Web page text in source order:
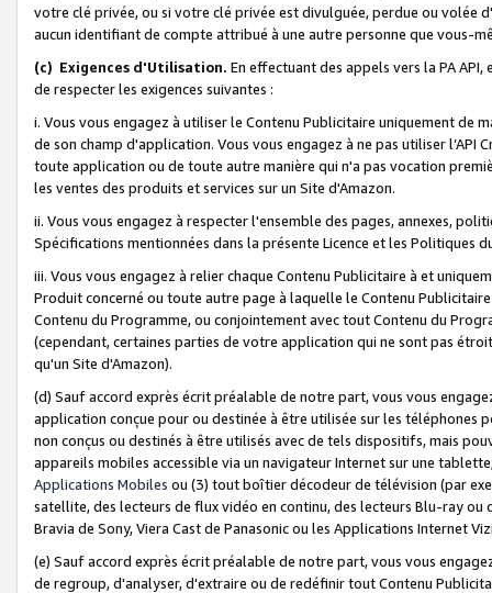
votre clé privée, ou si votre clé privée est divulguée, perdue ou volée
aucun identifiant de compte attribué à une autre personne que vous-
(c) Exigences d'Utilisation. En effectuant des appels vers la PA
de respecter les exigences suivantes :
i. Vous vous engagez à utiliser le Contenu Publicitaire uniquement de
de son champ d'application. Vous vous engagez à ne pas utiliser l’API
toute application ou de toute autre manière qui n'a pas vocation
les ventes des produits et services sur un Site d'Amazon.
ii. Vous vous engagez à respecter l'ensemble des pages, annexes,
Spécifications mentionnées dans la présente Licence et les Politiques
iii. Vous vous engagez à relier chaque Contenu Publicitaire à et
Produit concerné ou toute autre page à laquelle le Contenu
Contenu du Programme, ou conjointement avec tout Contenu du
(cependant, certaines parties de votre application qui ne sont pas
qu'un Site d'Amazon).
(d) Sauf accord exprès écrit préalable de notre part, vous vous
application conçue pour ou destinée à être utilisée sur les téléphones
non conçus ou destinés à être utilisés avec de tels dispositifs, mais
appareils mobiles accessible via un navigateur Internet sur une
Applications Mobiles ou (3) tout boîtier décodeur de télévision (par
satellite, des lecteurs de flux vidéo en continu, des lecteurs Blu-ray
Bravia de Sony, Viera Cast de Panasonic ou les Applications Internet
(e) Sauf accord exprès écrit préalable de notre part, vous vous
de regroup, d'analyser, d'extraire ou de redéfinir tout Contenu